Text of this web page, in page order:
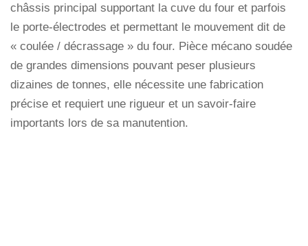
châssis principal supportant la cuve du four et parfois
le porte-électrodes et permettant le mouvement dit de
« coulée / décrassage » du four. Pièce mécano soudée
de grandes dimensions pouvant peser plusieurs
dizaines de tonnes, elle nécessite une fabrication
précise et requiert une rigueur et un savoir-faire
importants lors de sa manutention.